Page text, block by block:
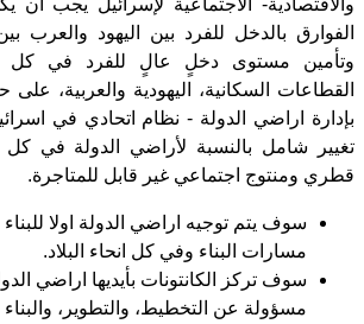
الفوارق بالدخل للفرد بين اليهود والعرب
وتأمين مستوى دخلٍ عالٍ للفرد في كل
القطاعات السكانية، اليهودية والعربية،
بإدارة اراضي الدولة - نظام اتحادي في
تغيير شامل بالنسبة لأراضي الدولة في كل
قطري ومنتوج اجتماعي غير قابل للمتاجرة.
سوف يتم توجيه اراضي الدولة اولا
مسارات البناء وفي كل انحاء البلاد.
سوف تركز الكانتونات بأيديها اراضي
مسؤولة عن التخطيط، والتطوير،